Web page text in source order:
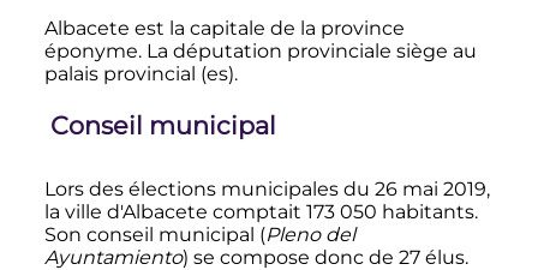
Albacete est la capitale de la province
éponyme. La députation provinciale siège au
palais provincial (es).
Conseil municipal
Lors des élections municipales du 26 mai 2019,
la ville d'Albacete comptait 173 050 habitants.
Son conseil municipal (Pleno del
Ayuntamiento) se compose donc de 27 élus.